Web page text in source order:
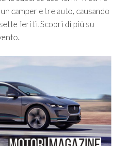
camper e tre auto, causando
feriti. Scopri di più su